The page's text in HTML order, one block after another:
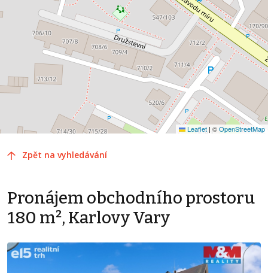
Leaflet | ©OpenStreetMap
Zpět na vyhledávání
Pronájem obchodního prostoru
180 m², Karlovy Vary